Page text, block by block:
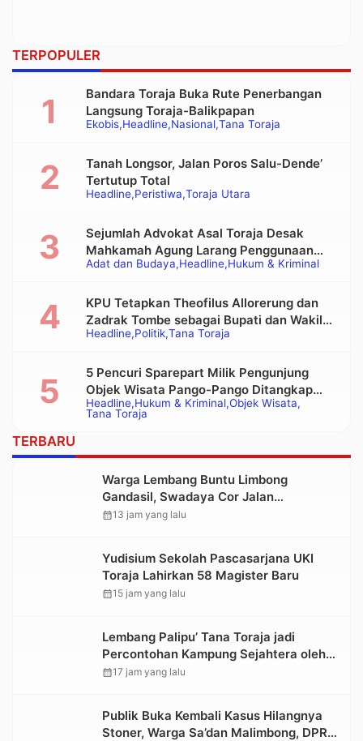
TERPOPULER
Ekobis Headline Nasional Tana Toraja
Bandara Toraja Buka Rute Penerbangan
Langsung Toraja-Balikpapan
Headline Peristiwa Toraja Utara
Tanah Longsor, Jalan Poros Salu-Dende’
Tertutup Total
Adat dan Budaya Headline Hukum & Kriminal
Sejumlah Advokat Asal Toraja Desak
Mahkamah Agung Larang Penggunaan
Alat Berat pada Eksekusi Rumah Adat
Headline Politik Tana Toraja
KPU Tetapkan Theofilus Allorerung dan
Zadrak Tombe sebagai Bupati dan Wakil
Bupati Tana Toraja Terpilih
Headline Hukum & Kriminal Objek Wisata
Tana Toraja
5 Pencuri Sparepart Milik Pengunjung
Objek Wisata Pango-Pango Ditangkap
Polisi
TERBARU
Warga Lembang Buntu Limbong
Gandasil, Swadaya Cor Jalan
Sepanjang 500 Meter
calendar_month13 jam yang lalu
Yudisium Sekolah Pascasarjana UKI
Toraja Lahirkan 58 Magister Baru
calendar_month15 jam yang lalu
Lembang Palipu’ Tana Toraja jadi
Percontohan Kampung Sejahtera oleh
Kemensos
calendar_month17 jam yang lalu
Publik Buka Kembali Kasus Hilangnya
Stoner, Warga Sa’dan Malimbong, DPRD